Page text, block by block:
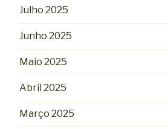
Julho 2025
Junho 2025
Maio 2025
Abril 2025
Março 2025